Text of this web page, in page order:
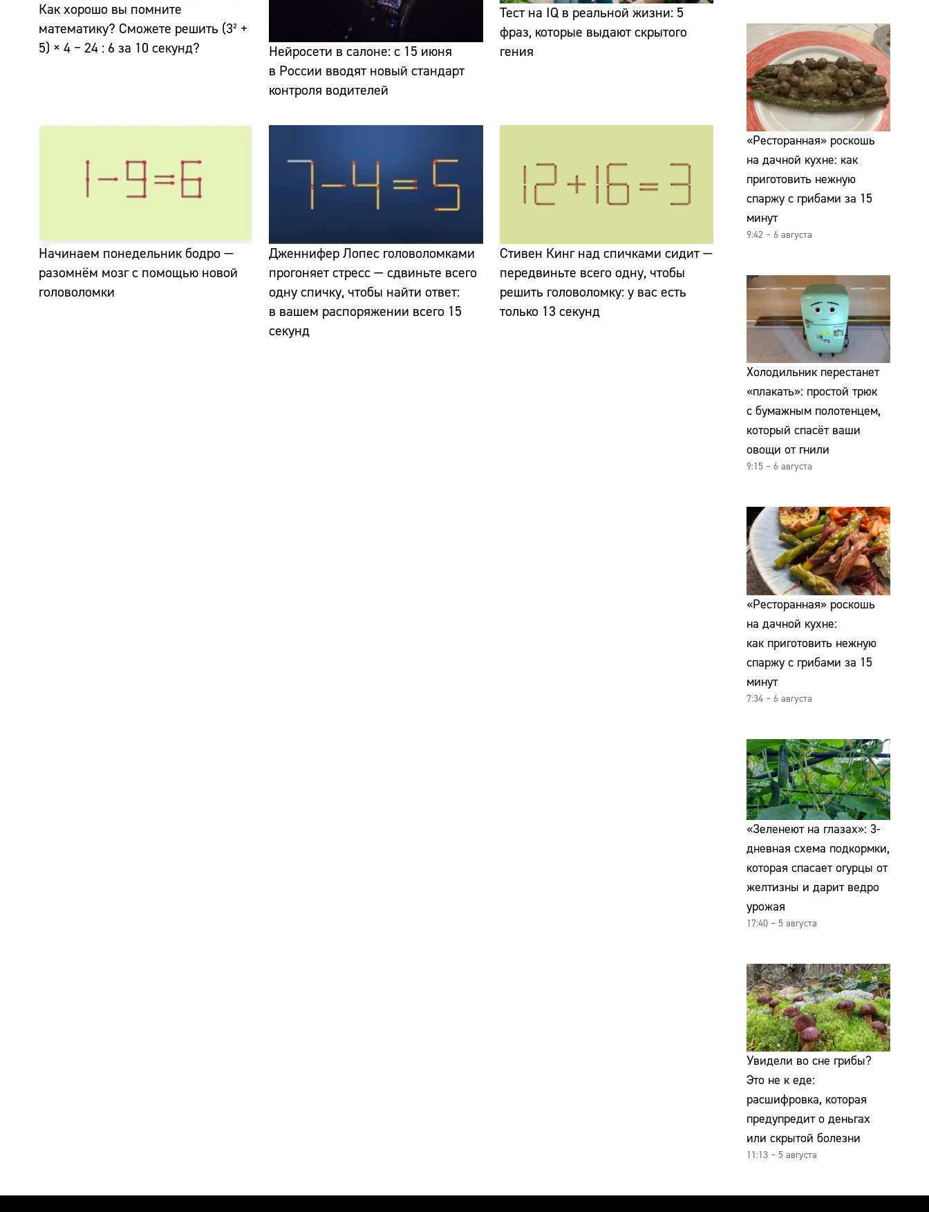
Как хорошо вы помните
математику? Сможете решить (3² +
5) × 4 − 24 : 6 за 10 секунд?
Нейросети в салоне: с 15 июня
в России вводят новый стандарт
контроля водителей
Тест на IQ в реальной жизни: 5
фраз, которые выдают скрытого
гения
Начинаем понедельник бодро —
разомнём мозг с помощью новой
головоломки
Дженнифер Лопес головоломками
прогоняет стресс — сдвиньте всего
одну спичку, чтобы найти ответ:
в вашем распоряжении всего 15
секунд
Стивен Кинг над спичками сидит —
передвиньте всего одну, чтобы
решить головоломку: у вас есть
только 13 секунд
«Ресторанная» роскошь
на дачной кухне: как
приготовить нежную
спаржу с грибами за 15
минут
9:42 – 6 августа
Холодильник перестанет
«плакать»: простой трюк
с бумажным полотенцем,
который спасёт ваши
овощи от гнили
9:15 – 6 августа
«Ресторанная» роскошь
на дачной кухне:
как приготовить нежную
спаржу с грибами за 15
минут
7:34 – 6 августа
«Зеленеют на глазах»: 3-
дневная схема подкормки,
которая спасает огурцы от
желтизны и дарит ведро
урожая
17:40 – 5 августа
Увидели во сне грибы?
Это не к еде:
расшифровка, которая
предупредит о деньгах
или скрытой болезни
11:13 – 5 августа